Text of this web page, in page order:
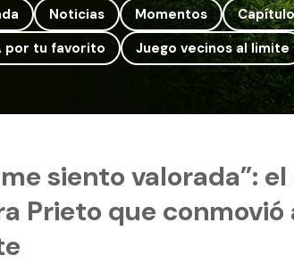
Noticias Momentos
por tu favorito
Juego vecinos al limite
me siento valorada”:
Prieto que conmovió